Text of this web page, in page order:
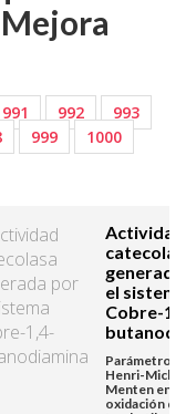
991 992
993
999
1000
Actividad
el
Cobre-
Parámetros
Henri-
Menten en la
oxidación